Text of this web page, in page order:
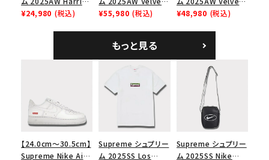
Tweed Camp Cap
¥24,980 (税込)
Backpack ベルベッ
¥55,980 (税込)
Small Messenger
バッグ レッドレオパー
ド
¥48,980 (税込)
もっと見る
【24.0cm～30.5cm】
Supreme Nike Air
Supreme シュプリー
ム 2025SS Los
Supreme シュプリー
ム 2025SS Nike